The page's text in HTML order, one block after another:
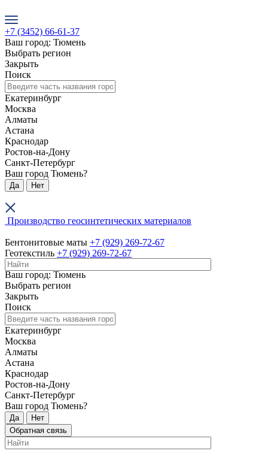
+7 (3452) 66-61-37
Ваш город: Тюмень
Выбрать регион
Закрыть
Поиск
Екатеринбург
Москва
Алматы
Астана
Краснодар
Ростов-на-Дону
Санкт-Петербург
Ваш город Тюмень?
Да Нет
Производство геосинтетических материалов
Бентонитовые маты +7 (929) 269-72-67
Геотекстиль +7 (929) 269-72-67
+7 (3452) 66-61-37
Ваш город: Тюмень
Выбрать регион
Закрыть
Поиск
Екатеринбург
Москва
Алматы
Астана
Краснодар
Ростов-на-Дону
Санкт-Петербург
Ваш город Тюмень?
Да
Нет
Обратная связь